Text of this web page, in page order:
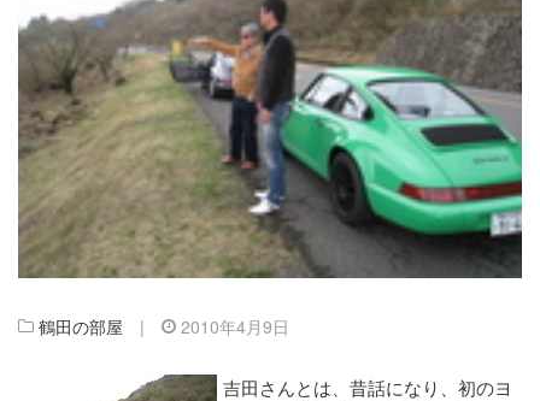
鶴田の部屋 | 2010年4月9日
吉田さんとは、昔話になり、初のヨ